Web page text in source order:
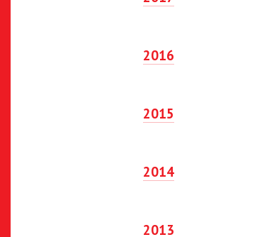
2016
2015
2014
2013